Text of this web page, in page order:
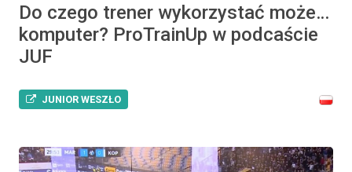
Do czego trener wykorzystać może…
komputer? ProTrainUp w podcaście
JUF
JUNIOR WESZŁO